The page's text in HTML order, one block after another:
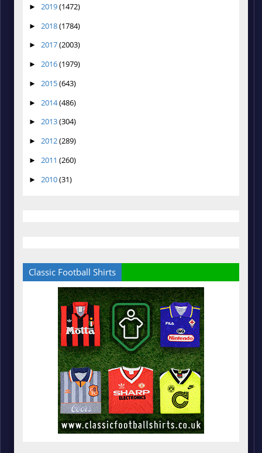
► 2019(1472)
► 2018(1784)
► 2017(2003)
► 2016(1979)
► 2015(643)
► 2014(486)
► 2013(304)
► 2012(289)
► 2011 (260)
► 2010(31)
Classic Football Shirts